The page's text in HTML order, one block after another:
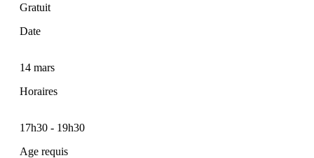
Gratuit
Date
14 mars
Horaires
17h30 - 19h30
Age requis